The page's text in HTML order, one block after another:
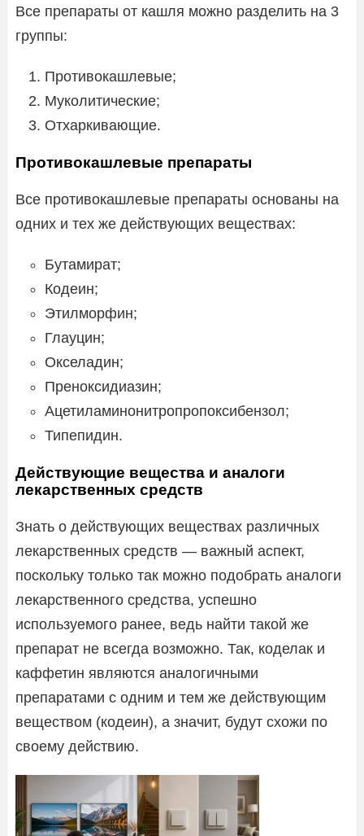
Все препараты от кашля можно разделить на 3
группы:
Противокашлевые;
Муколитические;
Отхаркивающие.
Противокашлевые препараты
Все противокашлевые препараты основаны на
одних и тех же действующих веществах:
Бутамират;
Кодеин;
Этилморфин;
Глауцин;
Окселадин;
Преноксидиазин;
Ацетиламинонитропропоксибензол;
Типепидин.
Действующие вещества и аналоги
лекарственных средств
Знать о действующих веществах различных
лекарственных средств — важный аспект,
поскольку только так можно подобрать аналоги
лекарственного средства, успешно
используемого ранее, ведь найти такой же
препарат не всегда возможно. Так, коделак и
каффетин являются аналогичными
препаратами с одним и тем же действующим
веществом (кодеин), а значит, будут схожи по
своему действию.